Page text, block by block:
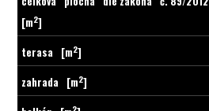
[m2]
terasa [m2]
zahrada [m2]